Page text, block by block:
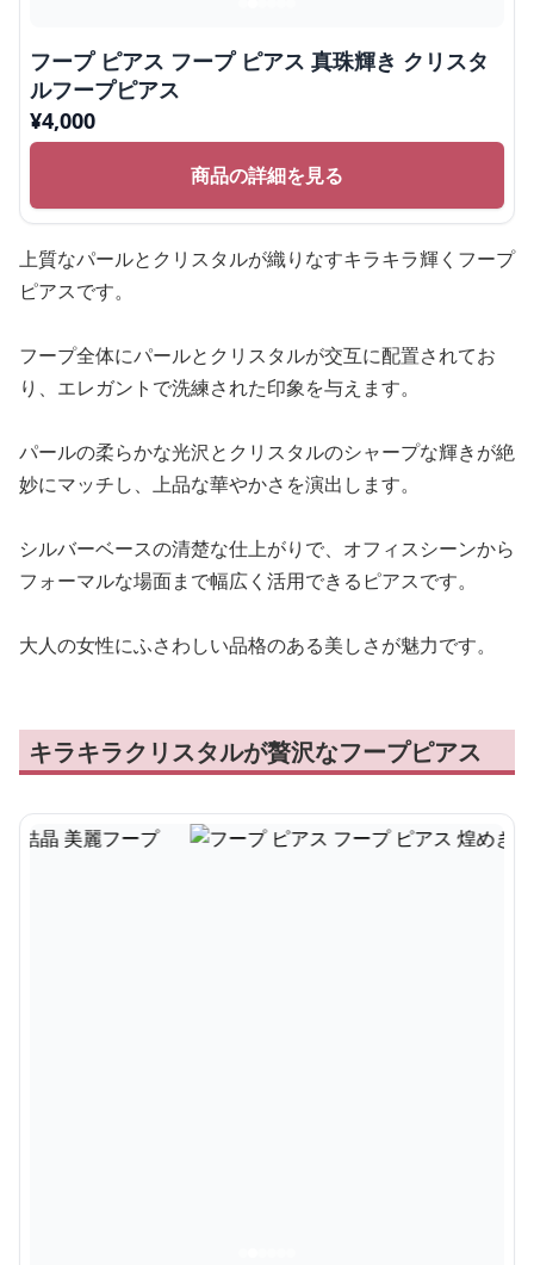
フープ ピアス フープ ピアス 真珠輝き クリスタ
ルフープピアス
¥4,000
商品の詳細を見る
上質なパールとクリスタルが織りなすキラキラ輝くフープ
ピアスです。
フープ全体にパールとクリスタルが交互に配置されてお
り、エレガントで洗練された印象を与えます。
パールの柔らかな光沢とクリスタルのシャープな輝きが絶
妙にマッチし、上品な華やかさを演出します。
シルバーベースの清楚な仕上がりで、オフィスシーンから
フォーマルな場面まで幅広く活用できるピアスです。
大人の女性にふさわしい品格のある美しさが魅力です。
キラキラクリスタルが贅沢なフープピアス